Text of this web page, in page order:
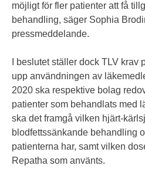
möjligt för fler patienter att få
behandling, säger Sophia
pressmeddelande.
I beslutet ställer dock TLV krav
upp användningen av
2020 ska respektive bolag
patienter som behandlats med
ska det framgå vilken hjärt-
blodfettssänkande behandling
patienterna har, samt vilken
Repatha som använts.